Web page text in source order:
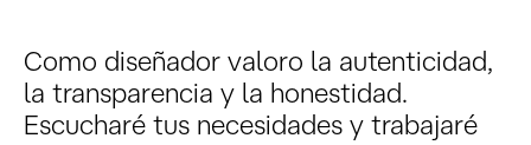
Como diseñador valoro la autenticidad,
la transparencia y la honestidad.
Escucharé tus necesidades y trabajaré